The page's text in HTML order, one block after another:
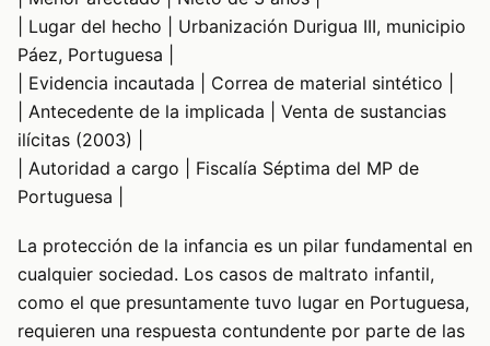
| Lugar del hecho | Urbanización Durigua III, municipio
Páez, Portuguesa |
| Evidencia incautada | Correa de material sintético |
| Antecedente de la implicada | Venta de sustancias
ilícitas (2003) |
| Autoridad a cargo | Fiscalía Séptima del MP de
Portuguesa |
La protección de la infancia es un pilar fundamental en
cualquier sociedad. Los casos de maltrato infantil,
como el que presuntamente tuvo lugar en Portuguesa,
requieren una respuesta contundente por parte de las